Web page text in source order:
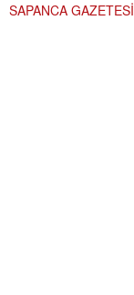
SAPANCA GAZETESİ